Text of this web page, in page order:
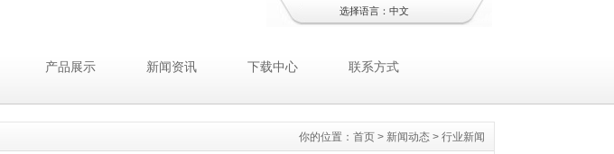
选择语言： 中文
产品展示 新闻资讯 下载中心 联系方式
你的位置： 首页 > 新闻动态 > 行业新闻